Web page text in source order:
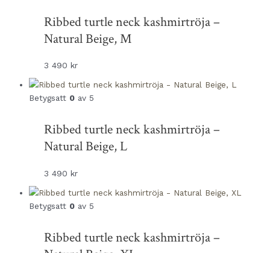
Ribbed turtle neck kashmirtröja –
Natural Beige, M
3 490 kr
Betygsatt 0 av 5
Ribbed turtle neck kashmirtröja –
Natural Beige, L
3 490 kr
Betygsatt 0 av 5
Ribbed turtle neck kashmirtröja –